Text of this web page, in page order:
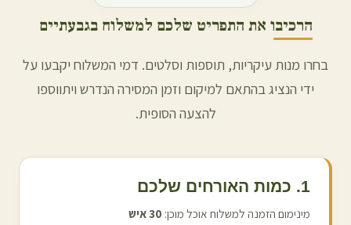
הרכיבו את התפריט שלכם למשלוח בגבעתיים
בחרו מנות עיקריות, תוספות וסלטים. דמי המשלוח יקבעו על
ידי הנציג בהתאם למיקום וזמן המסירה הנדרש ויתווספו
להצעה הסופית.
1. כמות האורחים שלכם
מינימום הזמנה למשלוח אוכל מוכן: 30איש